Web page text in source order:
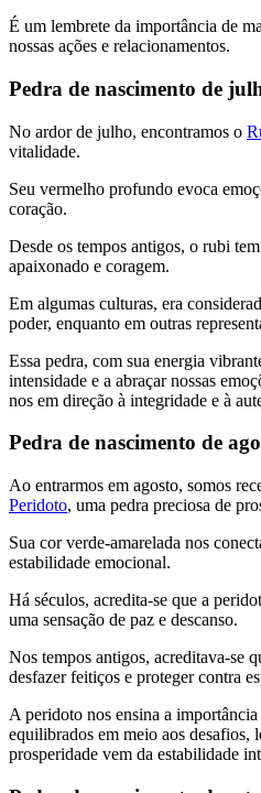
É um lembrete da importância de
nossas ações e relacionamentos.
Pedra de nascimento de
No ardor de julho, encontramos o
vitalidade.
Seu vermelho profundo evoca
coração.
Desde os tempos antigos, o rubi
apaixonado e coragem.
Em algumas culturas, era
poder, enquanto em outras
Essa pedra, com sua energia
intensidade e a abraçar nossas
nos em direção à integridade e à
Pedra de nascimento de
Ao entrarmos em agosto, somos
Peridoto, uma pedra preciosa de
Sua cor verde-amarelada nos
estabilidade emocional.
Há séculos, acredita-se que a
uma sensação de paz e descanso.
Nos tempos antigos, acreditava-se
desfazer feitiços e proteger contra
A peridoto nos ensina a
equilibrados em meio aos desafios,
prosperidade vem da estabilidade